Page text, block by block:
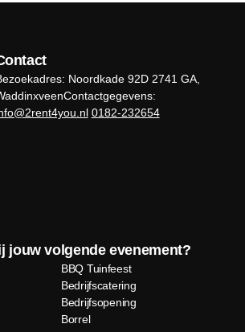
Noordkade 92D 2741 GA,
0182-232654
jouw volgende evenement?
BBQ Tuinfeest
Bedrijfscatering
Bedrijfsopening
Borrel